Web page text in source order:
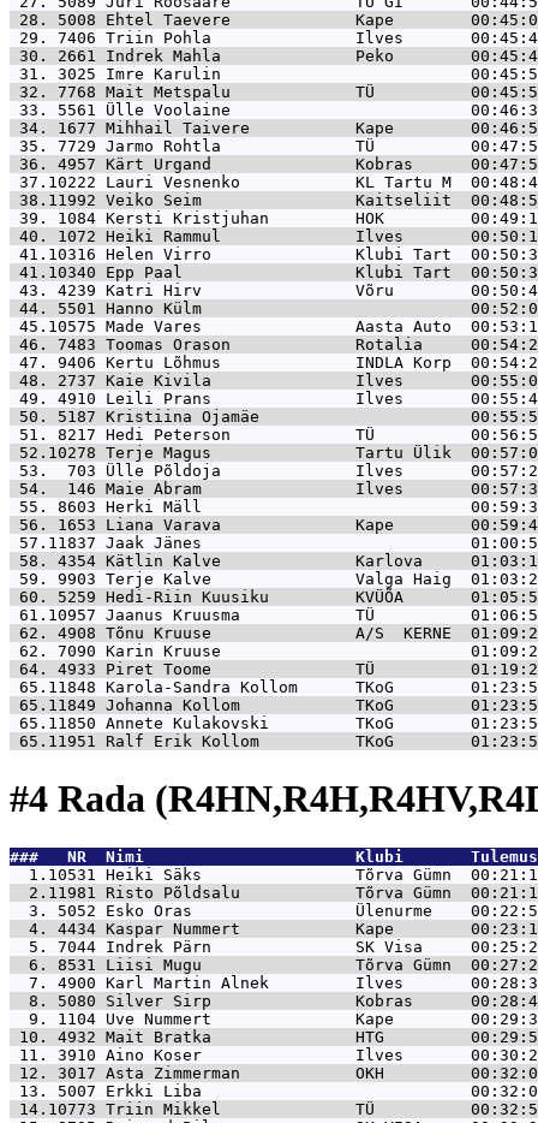
28. 5008 Ehtel Taevere             Kape
29. 7406 Triin Pohla               Ilves
30. 2661 Indrek Mahla              Peko
31. 3025 Imre Karulin
32. 7768 Mait Metspalu             TÜ
33. 5561 Ülle Voolaine
34. 1677 Mihhail Taivere           Kape
35. 7729 Jarmo Rohtla              TÜ
36. 4957 Kärt Urgand               Kobras
37.10222 Lauri Vesnenko            KL Tartu M
38.11992 Veiko Seim                Kaitseliit
39. 1084 Kersti Kristjuhan         HOK
40. 1072 Heiki Rammul              Ilves
41.10316 Helen Virro               Klubi Tart
41.10340 Epp Paal                  Klubi Tart
43. 4239 Katri Hirv                Võru
44. 5501 Hanno Külm
45.10575 Made Vares                Aasta Auto
46. 7483 Toomas Orason             Rotalia
47. 9406 Kertu Lõhmus              INDLA Korp
48. 2737 Kaie Kivila               Ilves
49. 4910 Leili Prans               Ilves
50. 5187 Kristiina Ojamäe
51. 8217 Hedi Peterson             TÜ
52.10278 Terje Magus               Tartu Ülik
53.  703 Ülle Põldoja              Ilves
54.  146 Maie Abram                Ilves
55. 8603 Herki Mäll
56. 1653 Liana Varava              Kape
57.11837 Jaak Jänes
58. 4354 Kätlin Kalve              Karlova
59. 9903 Terje Kalve               Valga Haig
60. 5259 Hedi-Riin Kuusiku         KVÜÕA
61.10957 Jaanus Kruusma            TÜ
62. 4908 Tõnu Kruuse               A/S  KERNE
62. 7090 Karin Kruuse
64. 4933 Piret Toome               TÜ
65.11848 Karola-Sandra Kollom      TKoG
65.11849 Johanna Kollom            TKoG
65.11850 Annete Kulakovski         TKoG
65.11951 Ralf Erik Kollom          TKoG
#4 Rada
###   NR  Nimi                      Klubi
  1.10531
Heiki Säks                Tõrva Gümn
  2.11981
Risto Põldsalu            Tõrva Gümn
  3. 5052
Esko Oras                 Ülenurme
  4. 4434
Kaspar Nummert            Kape
  5. 7044
Indrek Pärn               SK Visa
  6. 8531
Liisi Mugu                Tõrva Gümn
  7. 4900
Karl Martin Alnek         Ilves
  8. 5080
Silver Sirp               Kobras
  9. 1104
Uve Nummert               Kape
10. 4932 Mait Bratka               HTG
11. 3910 Aino Koser                Ilves
12. 3017 Asta Zimmerman            OKH
13. 5007 Erkki Liba
14.10773 Triin Mikkel              TÜ